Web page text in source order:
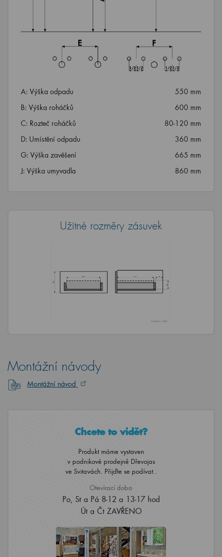
A: Výška odpadu
550 mm
B: Výška roháčků
600 mm
C: Rozteč roháčků
80-120 mm
D: Umístění odpadu
360 mm
G: Výška zavěšení
665 mm
J: Výška umyvadla
860 mm
Užitné rozměry zásuvek
Montážní návody
Montážní návod
Chcete to vidět?
Produkt máme vystaven
v podnikové prodejně Dřevojas
ve Svitavách. Přijďte se podívat..
Otevírací doba
Po, St a Pá 8-12 a 13-17 hod
Út a Čt ZAVŘENO